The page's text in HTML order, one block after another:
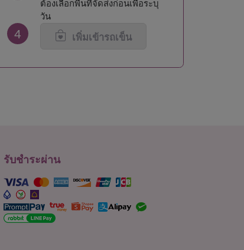
น่าน
บึงกาฬ
บุรีรัมย์
เพชรบุรี
สุพรรณบุรี
สุรินทร์
ต้องเลือกพื้นที่จัดส่งก่อนเพื่อระบุ
วัน
4 เพิ่มเข้ารถเข็น
รับชำระผ่าน